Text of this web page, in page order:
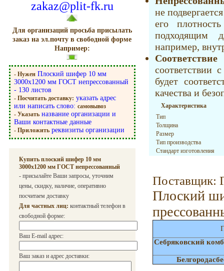
zakaz@plit-fk.ru
Для организаций просьба присылать
заказ на эл.почту в свободной форме
Например:
- НуженПлоский шифер 10 мм
3000х1200 мм ГОСТ непрессованный
- 130 листов
- Посчитать доставку: указать адрес
или написать слово: самовывоз
- Указатьназвание организации и
Ваши контактные данные
- Приложитьреквизиты организации
Купить плоский шифер 10 мм
3000х1200 мм ГОСТ непрессованный
- присылайте Ваши запросы, уточним
цены, скидку, наличие, оперативно
посчитаем доставку
Для частных лиц: контактный телефон в
свободной форме:
Ваш E-mail адрес:
Ваш заказ и адрес доставки:
не
его
подходящим
например,
соответствии
будет
качества и
Характеристика
Тип
Толщина
Размер
Тип производства
Стандарт изготовления
Поставщик:
Плоский
Себряковский